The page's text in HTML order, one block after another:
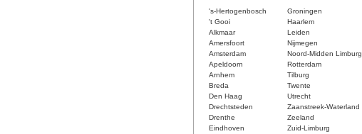
's-Hertogenbosch
Groningen
't Gooi
Haarlem
Alkmaar
Leiden
Amersfoort
Nijmegen
Amsterdam
Noord-Midden Limburg
Apeldoorn
Rotterdam
Arnhem
Tilburg
Breda
Twente
Den Haag
Utrecht
Drechtsteden
Zaanstreek-Waterland
Drenthe
Zeeland
Eindhoven
Zuid-Limburg